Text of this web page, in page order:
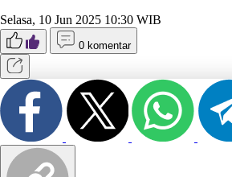
Selasa, 10 Jun 2025 10:30 WIB
0 komentar